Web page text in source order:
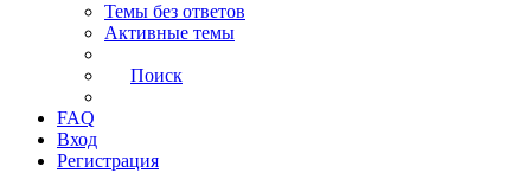
Темы без ответов
Активные темы
Поиск
FAQ
Вход
Регистрация